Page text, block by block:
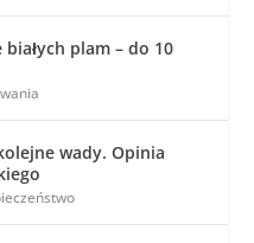
plam – do 10
wady. Opinia